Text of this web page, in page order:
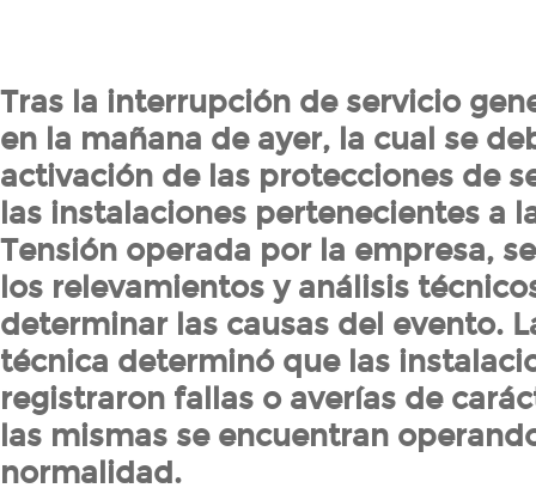
Tras la interrupción de servicio
en la mañana de ayer, la cual se
activación de las protecciones de
las instalaciones pertenecientes a
Tensión operada por la empresa,
los relevamientos y análisis
determinar las causas del evento.
técnica determinó que las
registraron fallas o averías de
las mismas se encuentran
normalidad.